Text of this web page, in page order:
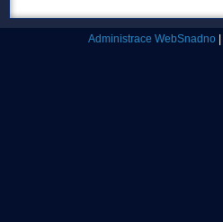
Administrace WebSnadno